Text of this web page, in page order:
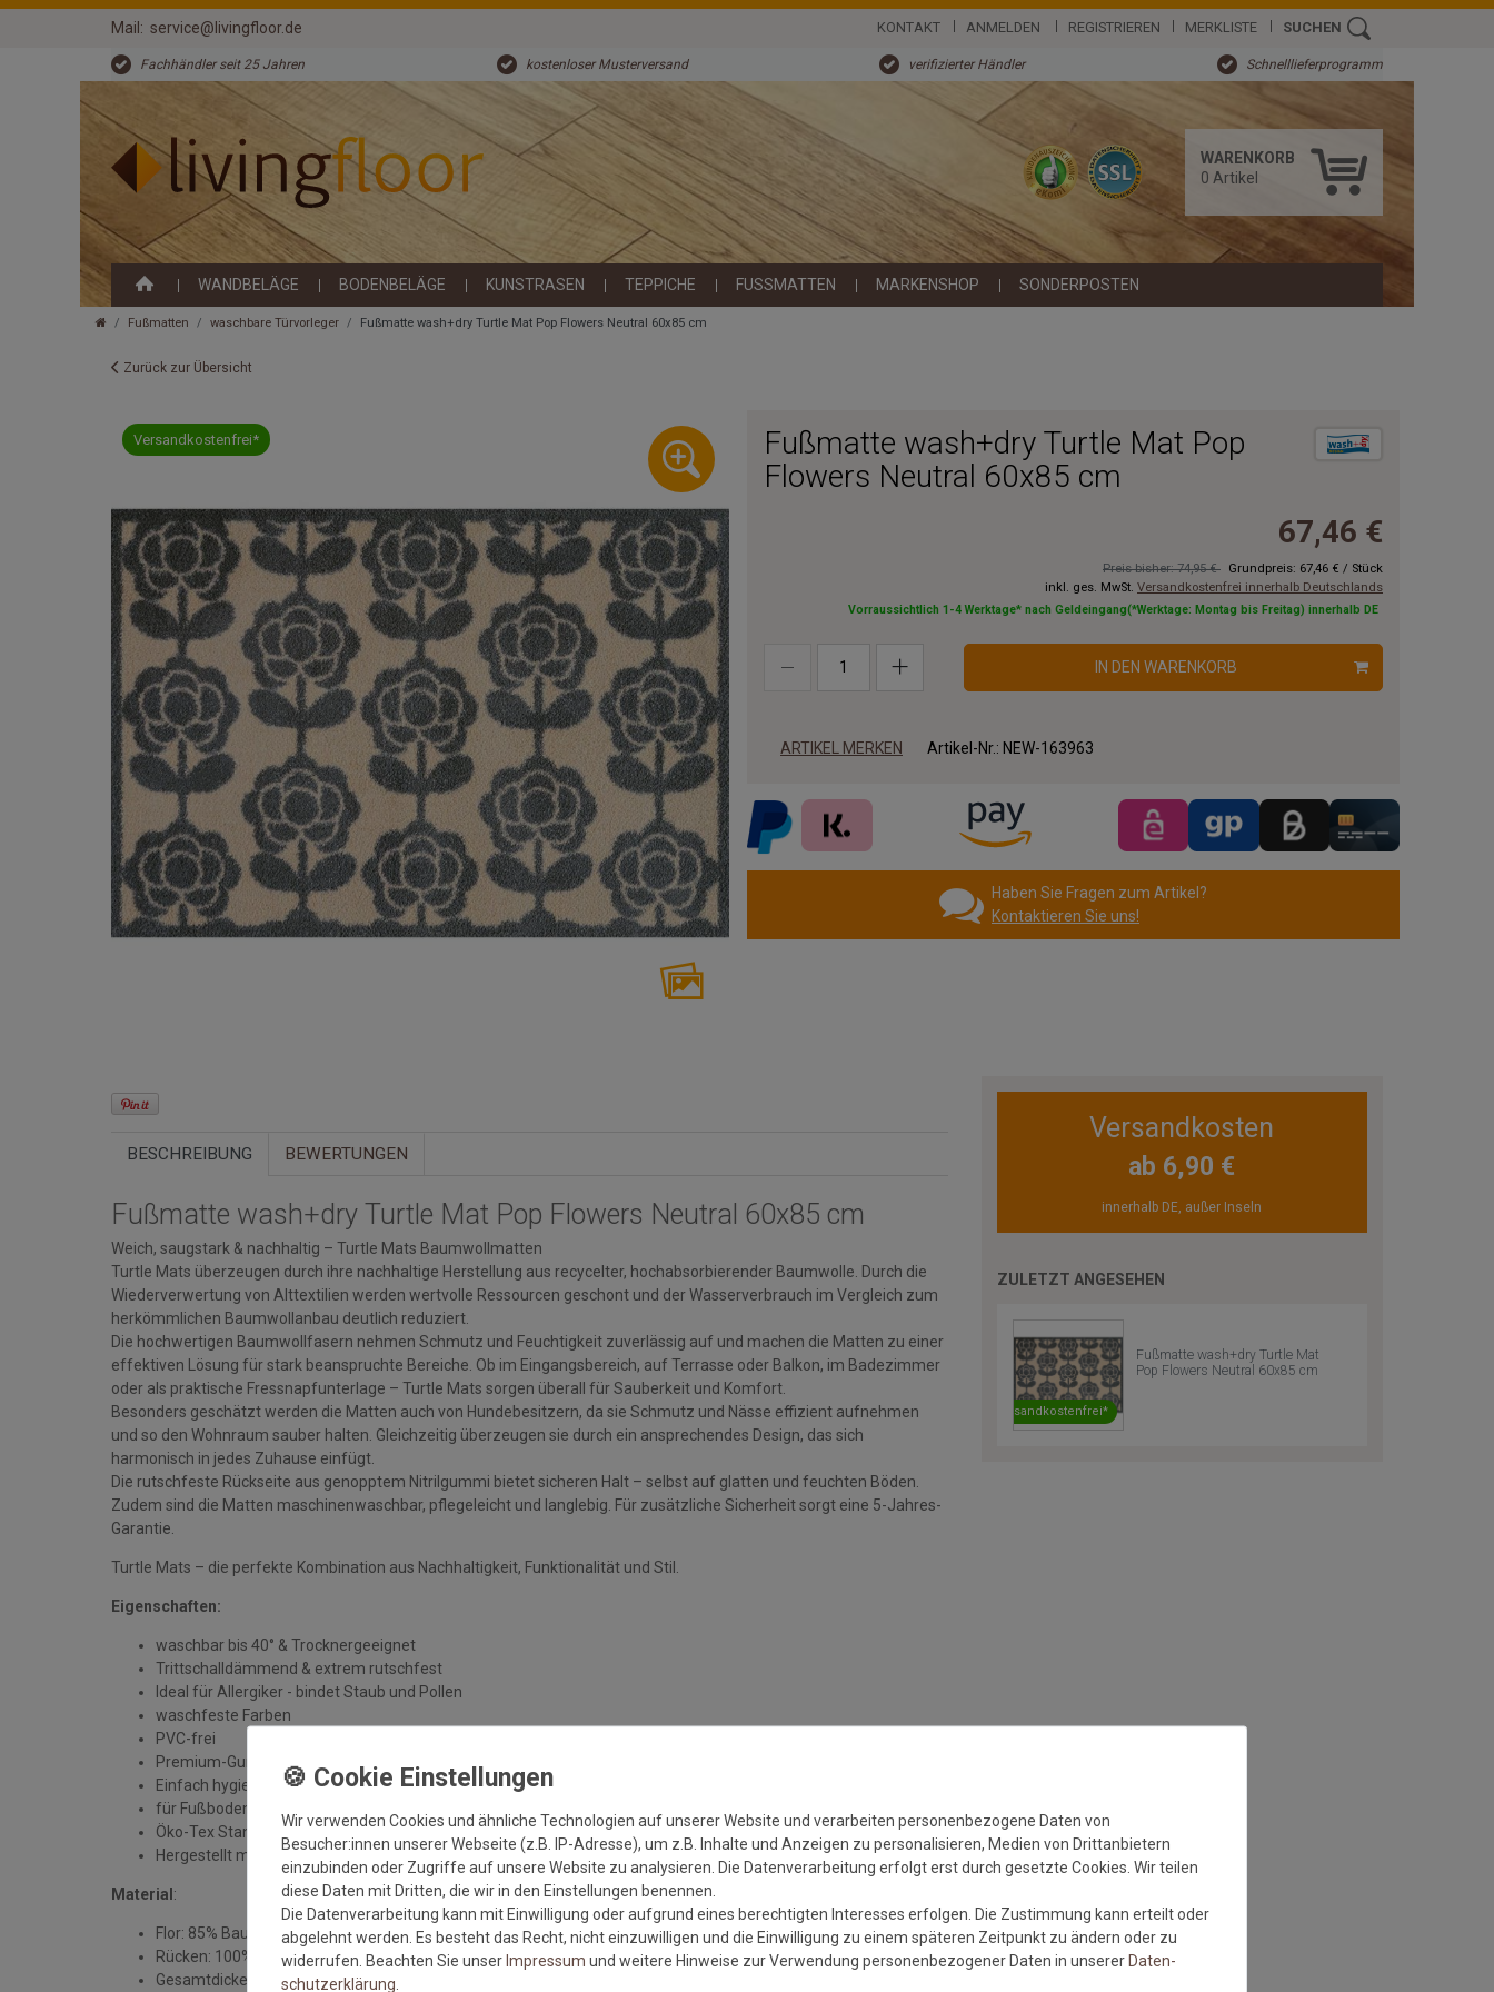
Mail: service@livingfloor.de KONTAKT ANMELDEN REGISTRIEREN MERKLISTE SUCHEN
Fachhändler seit 25 Jahren kostenloser Musterversand verifizierter Händler Schnelllieferprogramm
WARENKORB
0 Artikel
WANDBELÄGE BODENBELÄGE KUNSTRASEN TEPPICHE FUSSMATTEN MARKENSHOP SONDERPOSTEN
Fußmatten waschbare Türvorleger Fußmatte wash+dry Turtle Mat Pop Flowers Neutral 60x85 cm
Zurück zur Übersicht
Versandkostenfrei*
Fußmatte wash+dry Turtle Mat Pop
Flowers Neutral 60x85 cm
67,46 €
Preis bisher: 74,95 € Grundpreis: 67,46 € / Stück
inkl. ges. MwSt. Versandkostenfrei innerhalb Deutschlands
Vorraussichtlich 1-4 Werktage* nach Geldeingang(*Werktage: Montag bis Freitag) innerhalb DE
IN DEN WARENKORB
ARTIKEL MERKEN Artikel-Nr.: NEW-163963
Haben Sie Fragen zum Artikel?
Kontaktieren Sie uns!
BESCHREIBUNG BEWERTUNGEN
Fußmatte wash+dry Turtle Mat Pop Flowers Neutral 60x85 cm
Weich, saugstark & nachhaltig – Turtle Mats Baumwollmatten
Turtle Mats überzeugen durch ihre nachhaltige Herstellung aus recycelter, hochabsorbierender Baumwolle. Durch die
Wiederverwertung von Alttextilien werden wertvolle Ressourcen geschont und der Wasserverbrauch im Vergleich zum
herkömmlichen Baumwollanbau deutlich reduziert.
Die hochwertigen Baumwollfasern nehmen Schmutz und Feuchtigkeit zuverlässig auf und machen die Matten zu einer
effektiven Lösung für stark beanspruchte Bereiche. Ob im Eingangsbereich, auf Terrasse oder Balkon, im Badezimmer
oder als praktische Fressnapfunterlage – Turtle Mats sorgen überall für Sauberkeit und Komfort.
Besonders geschätzt werden die Matten auch von Hundebesitzern, da sie Schmutz und Nässe effizient aufnehmen
und so den Wohnraum sauber halten. Gleichzeitig überzeugen sie durch ein ansprechendes Design, das sich
harmonisch in jedes Zuhause einfügt.
Die rutschfeste Rückseite aus genopptem Nitrilgummi bietet sicheren Halt – selbst auf glatten und feuchten Böden.
Zudem sind die Matten maschinenwaschbar, pflegeleicht und langlebig. Für zusätzliche Sicherheit sorgt eine 5-Jahres-
Garantie.
Turtle Mats – die perfekte Kombination aus Nachhaltigkeit, Funktionalität und Stil.
Eigenschaften:
waschbar bis 40° & Trocknergeeignet
Trittschalldämmend & extrem rutschfest
Ideal für Allergiker - bindet Staub und Pollen
waschfeste Farben
PVC-frei
Premium-Gummirücken
Einfach hygienisch: auch Hunde- und Katzenbesitzer schätzen sie
für Fußbodenheizung geeignet
Öko-Tex Standard 100
Hergestellt mit recycelten Materialien
Material :
Flor: 85% Baumwolle, 15% Viskose
Rücken: 100% Nitrilgummi
Gesamtdicke: ca. 9 mm
Versandkosten
ab 6,90 €
innerhalb DE, außer Inseln
ZULETZT ANGESEHEN
Versandkostenfrei*
Fußmatte wash+dry Turtle Mat
Pop Flowers Neutral 60x85 cm
Wir verwenden Cookies und ähnliche Technologien auf unserer Website und verarbeiten personenbezogene Daten von
Besucher:innen unserer Webseite (z.B. IP-Adresse), um z.B. Inhalte und Anzeigen zu personalisieren, Medien von Drittanbietern
einzubinden oder Zugriffe auf unsere Website zu analysieren. Die Datenverarbeitung erfolgt erst durch gesetzte Cookies. Wir teilen
diese Daten mit Dritten, die wir in den Einstellungen benennen.
Die Datenverarbeitung kann mit Einwilligung oder aufgrund eines berechtigten Interesses erfolgen. Die Zustimmung kann erteilt oder
abgelehnt werden. Es besteht das Recht, nicht einzuwilligen und die Einwilligung zu einem späteren Zeitpunkt zu ändern oder zu
widerrufen. Beachten Sie unserImpressum und weitere Hinweise zur Verwendung personenbezogener Daten in unsererDaten­
schutz­erklärung